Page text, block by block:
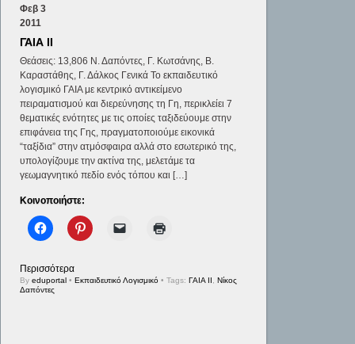
Φεβ 3
2011
ΓΑΙΑ ΙΙ
Θεάσεις: 13,806 Ν. Δαπόντες, Γ. Κωτσάνης, Β.
Καραστάθης, Γ. Δάλκος Γενικά Το εκπαιδευτικό
λογισμικό ΓΑΙΑ με κεντρικό αντικείμενο
πειραματισμού και διερεύνησης τη Γη, περικλείει 7
θεματικές ενότητες με τις οποίες ταξιδεύουμε στην
επιφάνεια της Γης, πραγματοποιούμε εικονικά
“ταξίδια” στην ατμόσφαιρα αλλά στο εσωτερικό της,
υπολογίζουμε την ακτίνα της, μελετάμε τα
γεωμαγνητικό πεδίο ενός τόπου και […]
Κοινοποιήστε:
Περισσότερα
Byeduportal • Εκπαιδευτικό Λογισμικό • Tags:ΓΑΙΑ ΙΙ,Νίκος
Δαπόντες